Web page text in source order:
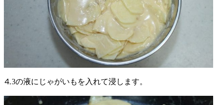
⒋3の液にじゃがいもを入れて浸します。